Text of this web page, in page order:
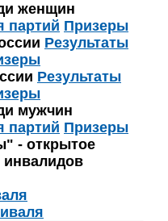
женщин
партий Призеры
Результаты
Результаты
мужчин
партий Призеры
- открытое